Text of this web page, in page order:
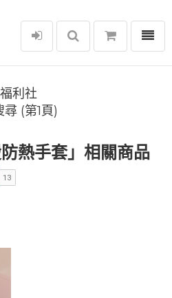
社
選單
利社
(第1頁)
熱手套」相關商品